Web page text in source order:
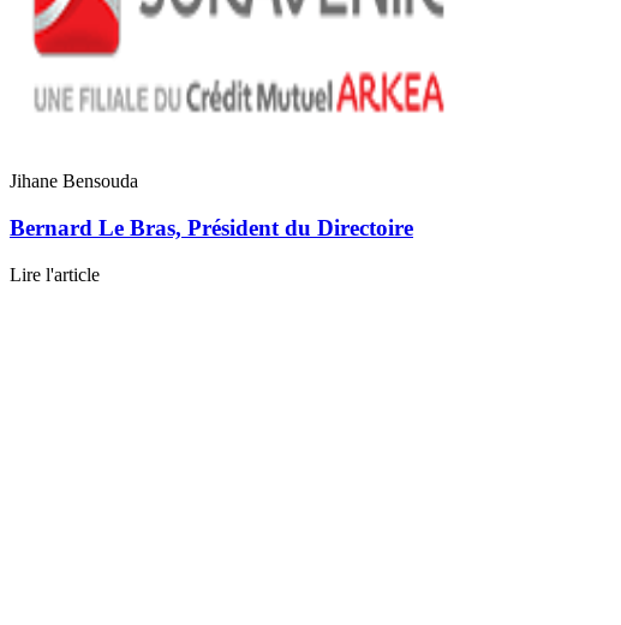
Jihane Bensouda
Bernard Le Bras, Président du Directoire
Lire l'article